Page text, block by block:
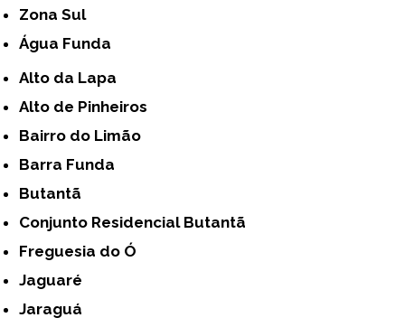
Zona Sul
Água Funda
Alto da Lapa
Alto de Pinheiros
Bairro do Limão
Barra Funda
Butantã
Conjunto Residencial Butantã
Freguesia do Ó
Jaguaré
Jaraguá